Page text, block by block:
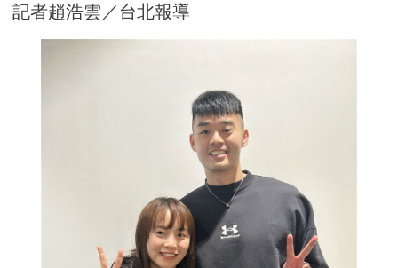
記者趙浩雲／台北報導